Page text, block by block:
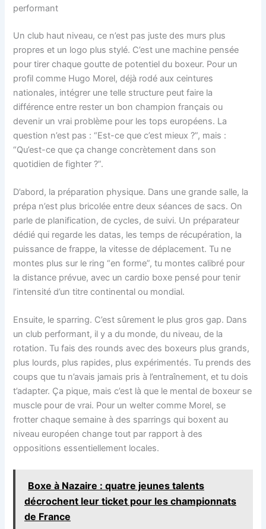
performant
Un club haut niveau, ce n’est pas juste des murs plus
propres et un logo plus stylé. C’est une machine pensée
pour tirer chaque goutte de potentiel du boxeur. Pour un
profil comme Hugo Morel, déjà rodé aux ceintures
nationales, intégrer une telle structure peut faire la
différence entre rester un bon champion français ou
devenir un vrai problème pour les tops européens. La
question n’est pas : “Est-ce que c’est mieux ?”, mais :
“Qu’est-ce que ça change concrètement dans son
quotidien de fighter ?”.
D’abord, la préparation physique. Dans une grande salle, la
prépa n’est plus bricolée entre deux séances de sacs. On
parle de planification, de cycles, de suivi. Un préparateur
dédié qui regarde les datas, les temps de récupération, la
puissance de frappe, la vitesse de déplacement. Tu ne
montes plus sur le ring “en forme”, tu montes calibré pour
la distance prévue, avec un cardio boxe pensé pour tenir
l’intensité d’un titre continental ou mondial.
Ensuite, le sparring. C’est sûrement le plus gros gap. Dans
un club performant, il y a du monde, du niveau, de la
rotation. Tu fais des rounds avec des boxeurs plus grands,
plus lourds, plus rapides, plus expérimentés. Tu prends des
coups que tu n’avais jamais pris à l’entraînement, et tu dois
t’adapter. Ça pique, mais c’est là que le mental de boxeur se
muscle pour de vrai. Pour un welter comme Morel, se
frotter chaque semaine à des sparrings qui boxent au
niveau européen change tout par rapport à des
oppositions essentiellement locales.
Boxe à Nazaire : quatre jeunes talents
décrochent leur ticket pour les championnats
de France